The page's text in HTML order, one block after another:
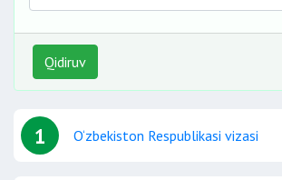
Qidiruv
1 O‘zbekiston Respublikasi vizasi